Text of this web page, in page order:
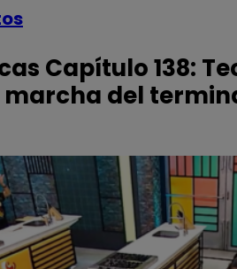
Capítulo 138:
marcha del